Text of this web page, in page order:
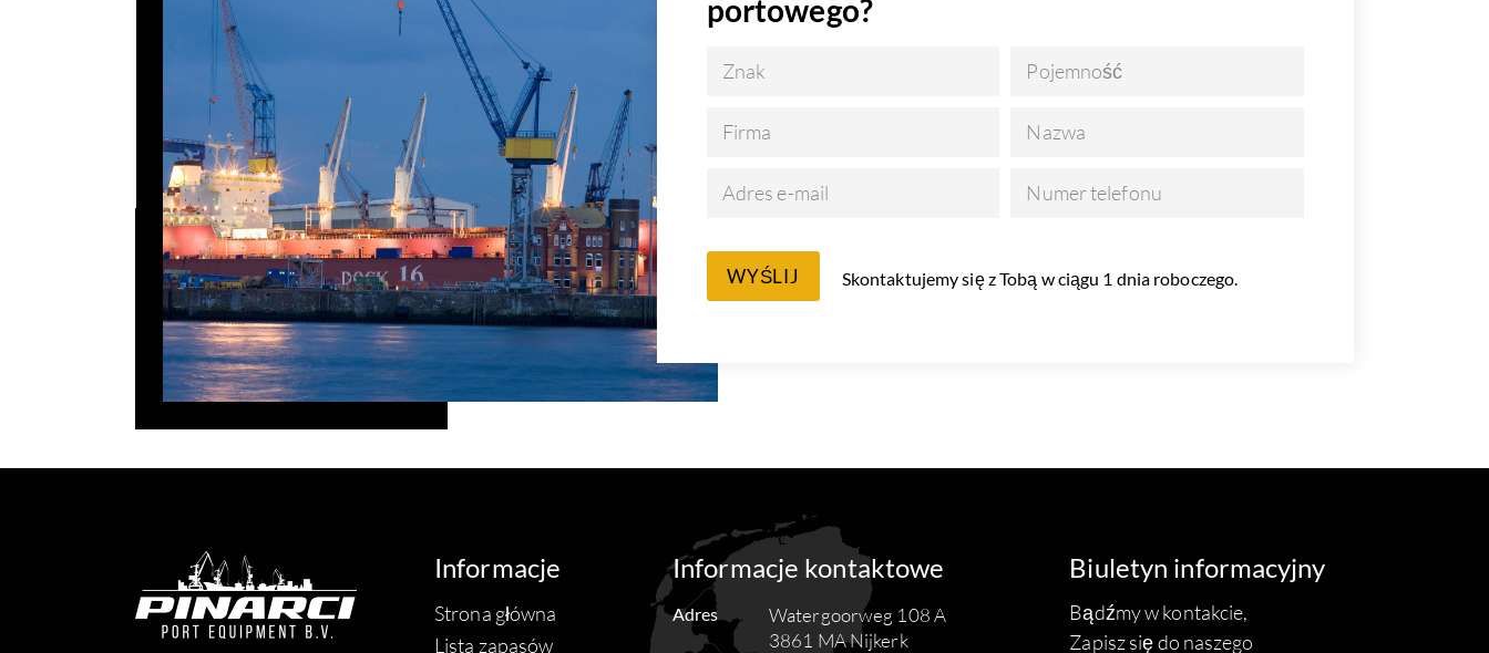
portowego?
Znak Pojemność
Firma Nazwa
Adres e-mail Numer telefonu
WYŚLIJ Skontaktujemy się z Tobą w ciągu 1 dnia roboczego.
Informacje
Strona główna
Lista zapasów
Informacje kontaktowe
Adres
Watergoorweg 108 A
3861 MA Nijkerk
Biuletyn informacyjny
Bądźmy w kontakcie,
Zapisz się do naszego